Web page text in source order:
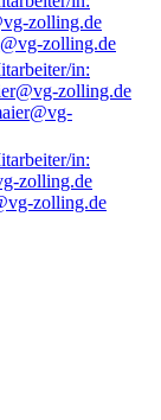
zolling.de
zolling.de